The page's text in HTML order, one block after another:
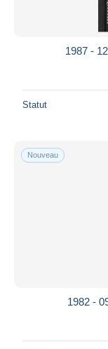
1987 -
Statut
Nouveau
1982 -